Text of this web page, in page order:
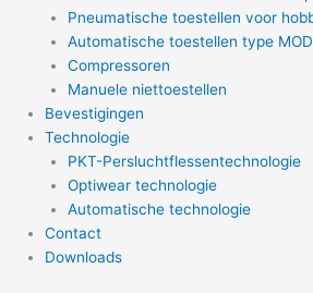
Pneumatische toestellen voor
Automatische toestellen type
Compressoren
Manuele niettoestellen
Bevestigingen
Technologie
PKT-Persluchtflessentechnologie
Optiwear technologie
Automatische technologie
Contact
Downloads